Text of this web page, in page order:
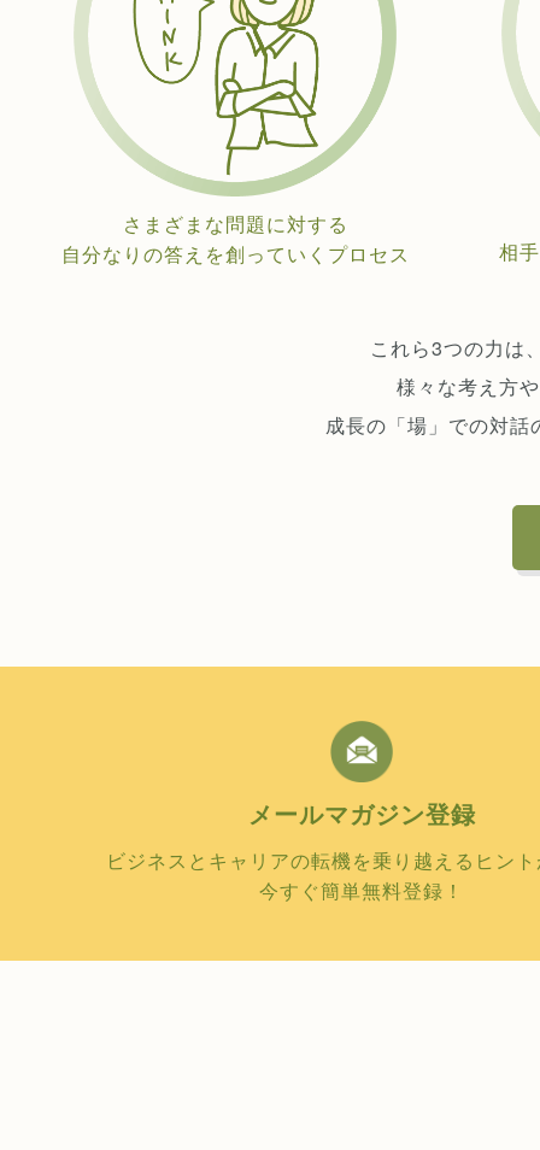
さまざまな問題に対する
自分なりの答えを創っていくプロセス
相
これら3つの力は
様々な考え方
成長の「場」での対
メールマガジン登録
ビジネスとキャリアの転機を乗り越えるヒン
今すぐ簡単無料登録！